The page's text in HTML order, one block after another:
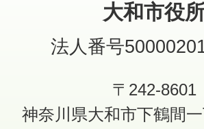
大和市役
法人番号
〒242-8601
神奈川県大和市下鶴間